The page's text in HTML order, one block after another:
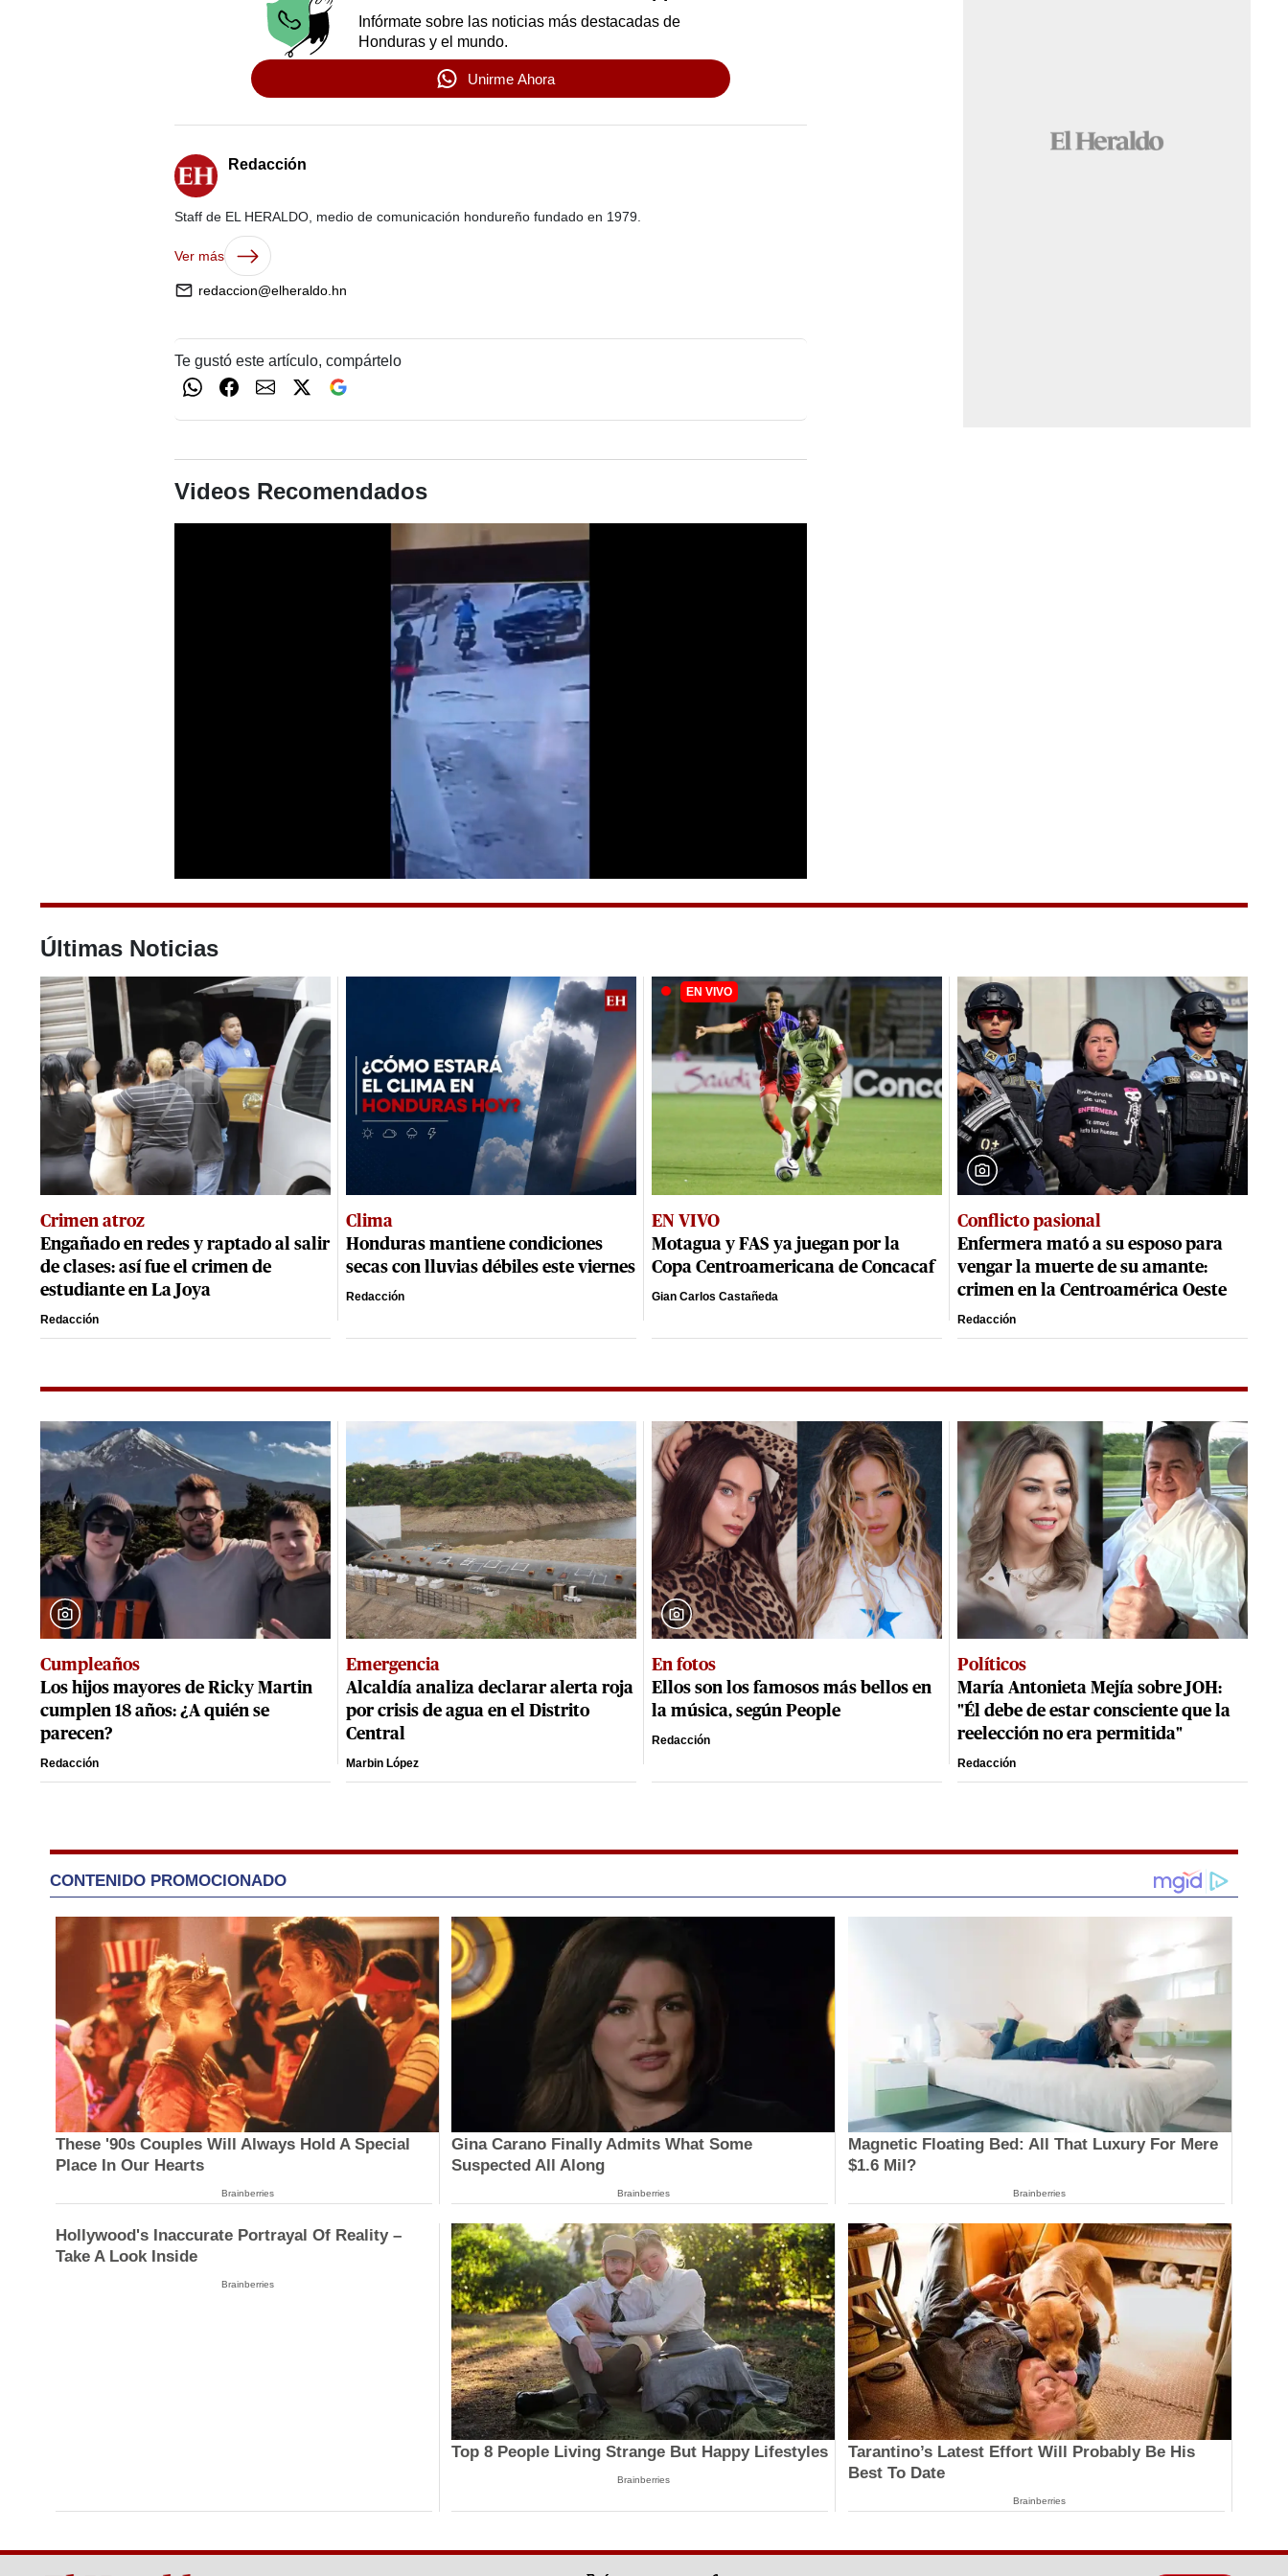
Infórmate sobre las noticias más destacadas de
Honduras y el mundo.
Unirme Ahora
Redacción
Staff de EL HERALDO, medio de comunicación hondureño fundado en 1979.
Ver más
redaccion@elheraldo.hn
Te gustó este artículo, compártelo
Videos Recomendados
seconds
seconds
0%
Últimas Noticias
Crimen atroz
Engañado en redes y raptado al salir
de clases: así fue el crimen de
estudiante en La Joya
Redacción
Clima
Honduras mantiene condiciones
secas con lluvias débiles este viernes
Redacción
EN VIVO
Motagua y FAS ya juegan por la
Copa Centroamericana de Concacaf
Gian Carlos Castañeda
Conflicto pasional
Enfermera mató a su esposo para
vengar la muerte de su amante:
crimen en la Centroamérica Oeste
Redacción
Cumpleaños
Los hijos mayores de Ricky Martin
cumplen 18 años: ¿A quién se
parecen?
Redacción
Emergencia
Alcaldía analiza declarar alerta roja
por crisis de agua en el Distrito
Central
Marbin López
En fotos
Ellos son los famosos más bellos en
la música, según People
Redacción
Políticos
María Antonieta Mejía sobre JOH:
"Él debe de estar consciente que la
reelección no era permitida"
Redacción
CONTENIDO PROMOCIONADO
These '90s Couples Will Always Hold A Special
Place In Our Hearts
Brainberries
Gina Carano Finally Admits What Some
Suspected All Along
Brainberries
Magnetic Floating Bed: All That Luxury For Mere
$1.6 Mil?
Brainberries
Hollywood's Inaccurate Portrayal Of Reality –
Take A Look Inside
Brainberries
Top 8 People Living Strange But Happy Lifestyles
Brainberries
Tarantino’s Latest Effort Will Probably Be His
Best To Date
Brainberries